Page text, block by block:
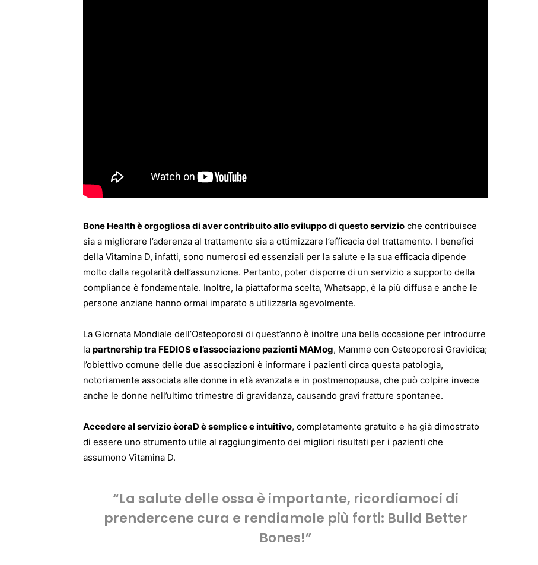
Bone Health è orgogliosa di aver contribuito allo sviluppo di questo servizio che contribuisce
sia a migliorare l’aderenza al trattamento sia a ottimizzare l’efficacia del trattamento. I benefici
della Vitamina D, infatti, sono numerosi ed essenziali per la salute e la sua efficacia dipende
molto dalla regolarità dell’assunzione. Pertanto, poter disporre di un servizio a supporto della
compliance è fondamentale. Inoltre, la piattaforma scelta, Whatsapp, è la più diffusa e anche le
persone anziane hanno ormai imparato a utilizzarla agevolmente.
La Giornata Mondiale dell’Osteoporosi di quest’anno è inoltre una bella occasione per introdurre
la partnership tra FEDIOS e l’associazione pazienti MAMog, Mamme con Osteoporosi Gravidica;
l’obiettivo comune delle due associazioni è informare i pazienti circa questa patologia,
notoriamente associata alle donne in età avanzata e in postmenopausa, che può colpire invece
anche le donne nell’ultimo trimestre di gravidanza, causando gravi fratture spontanee.
Accedere al servizio èoraD è semplice e intuitivo, completamente gratuito e ha già dimostrato
di essere uno strumento utile al raggiungimento dei migliori risultati per i pazienti che
assumono Vitamina D.
“La salute delle ossa è importante, ricordiamoci di
prendercene cura e rendiamole più forti: Build Better
Bones!”